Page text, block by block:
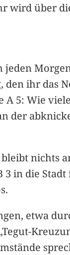
wird über
ihr das
5: Wie
der
nichts
in die
etwa